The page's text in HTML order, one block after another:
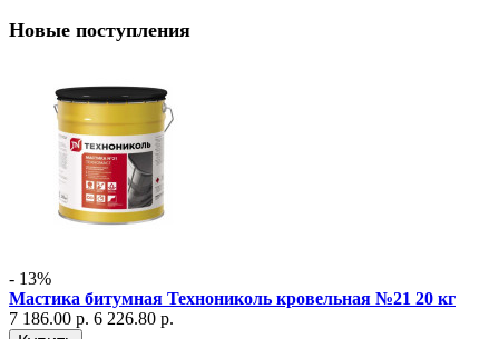
Новые поступления
- 13%
Мастика битумная Технониколь кровельная №21 20 кг
7 186.00 р. 6 226.80 р.